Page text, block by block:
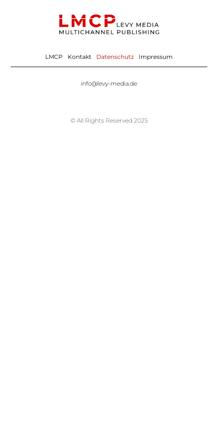
LMCP Kontakt Datenschutz Impressum
info@levy-media.de
© All Rights Reserved 2025